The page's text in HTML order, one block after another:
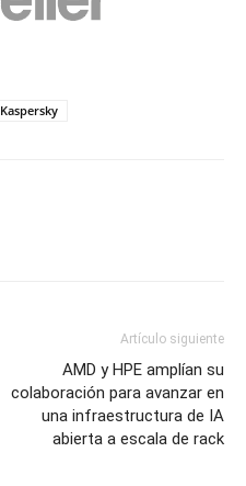
Kaspersky
Artículo siguiente
AMD y HPE amplían su
colaboración para avanzar en
una infraestructura de IA
abierta a escala de rack